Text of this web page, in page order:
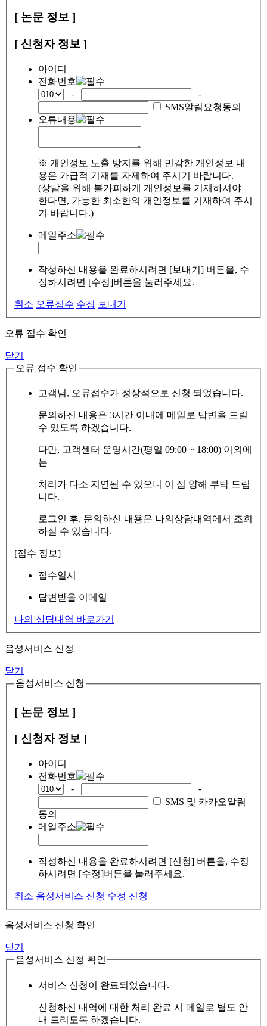
[ 논문 정보 ]
[ 신청자 정보 ]
아이디
전화번호
-
-
SMS알림요청동의
오류내용
※ 개인정보 노출 방지를 위해 민감한 개인정보 내
용은 가급적 기재를 자제하여 주시기 바랍니다.
(상담을 위해 불가피하게 개인정보를 기재하셔야
한다면, 가능한 최소한의 개인정보를 기재하여 주시
기 바랍니다.)
메일주소
작성하신 내용을 완료하시려면 [보내기] 버튼을, 수
정하시려면 [수정]버튼을 눌러주세요.
취소 오류접수 수정 보내기
오류 접수 확인
닫기
오류 접수 확인
고객님, 오류접수가 정상적으로 신청 되었습니다.
문의하신 내용은 3시간 이내에 메일로 답변을 드릴
수 있도록 하겠습니다.
다만, 고객센터 운영시간(평일 09:00 ~ 18:00) 이외에
는
처리가 다소 지연될 수 있으니 이 점 양해 부탁 드립
니다.
로그인 후, 문의하신 내용은 나의상담내역에서 조회
하실 수 있습니다.
[접수 정보]
접수일시
답변받을 이메일
나의 상담내역 바로가기
음성서비스 신청
닫기
음성서비스 신청
[ 논문 정보 ]
[ 신청자 정보 ]
아이디
전화번호
-
-
SMS 및 카카오알림
동의
메일주소
작성하신 내용을 완료하시려면 [신청] 버튼을, 수정
하시려면 [수정]버튼을 눌러주세요.
취소 음성서비스 신청 수정 신청
음성서비스 신청 확인
닫기
음성서비스 신청 확인
서비스 신청이 완료되었습니다.
신청하신 내역에 대한 처리 완료 시 메일로 별도 안
내 드리도록 하겠습니다.